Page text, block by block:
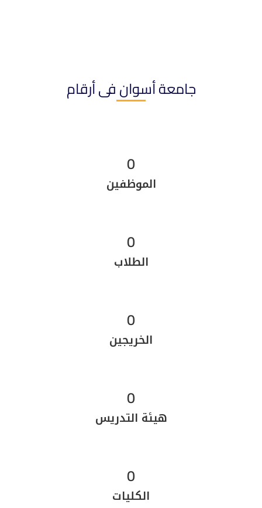
جامعة أسوان فى أرقام
الموظفين
0
الطلاب
0
الخريجين
0
هيئة التدريس
0
الكليات
0